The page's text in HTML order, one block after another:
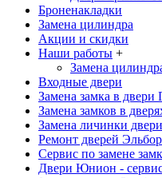
Броненакладки
Замена цилиндра
Акции и скидки
Наши работы +
Замена
Входные двери
Замена замка в двери
Замена замков в
Замена личинки двери
Ремонт дверей Эльбор
Сервис по замене
Двери Юнион -